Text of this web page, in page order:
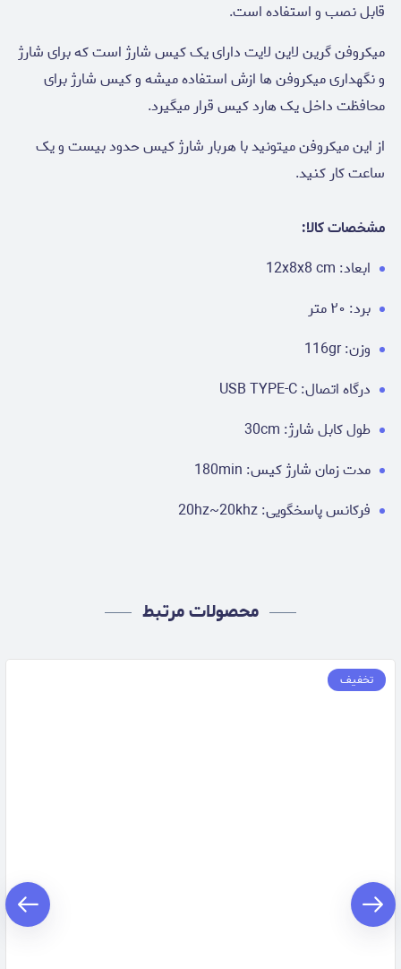
قابل نصب و استفاده است.
میکروفن گرین لاین لایت دارای یک کیس شارژ است که برای شارژ
و نگهداری میکروفن ها ازش استفاده میشه و کیس شارژ برای
محافظت داخل یک هارد کیس قرار میگیرد.
از این میکروفن میتونید با هربار شارژ کیس حدود بیست و یک
ساعت کار کنید.
مشخصات کالا:
ابعاد: 12x8x8 cm
برد: ۲۰ متر
وزن: 116gr
درگاه اتصال: USB TYPE-C
طول کابل شارژ: 30cm
مدت زمان شارژ کیس: 180min
فرکانس پاسخگویی: 20hz~20khz
محصولات مرتبط
تخفیف